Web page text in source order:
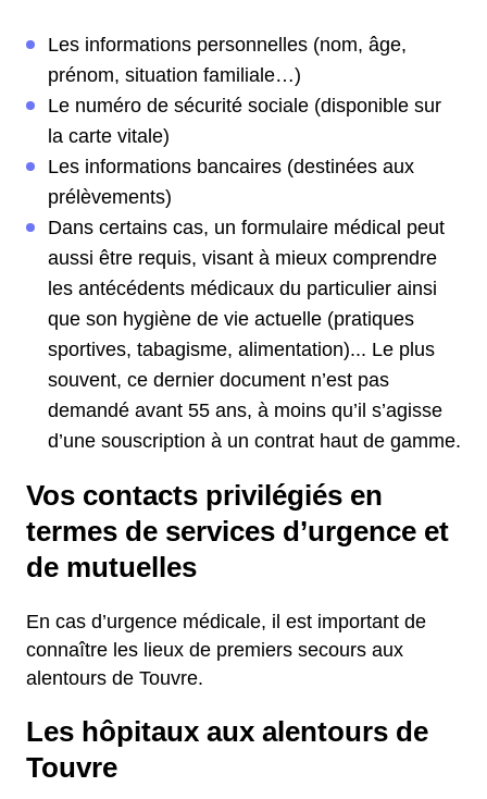
Les informations personnelles (nom, âge,
prénom, situation familiale…)
Le numéro de sécurité sociale (disponible sur
la carte vitale)
Les informations bancaires (destinées aux
prélèvements)
Dans certains cas, un formulaire médical peut
aussi être requis, visant à mieux comprendre
les antécédents médicaux du particulier ainsi
que son hygiène de vie actuelle (pratiques
sportives, tabagisme, alimentation)... Le plus
souvent, ce dernier document n’est pas
demandé avant 55 ans, à moins qu’il s’agisse
d’une souscription à un contrat haut de gamme.
Vos contacts privilégiés en
termes de services d’urgence et
de mutuelles
En cas d’urgence médicale, il est important de
connaître les lieux de premiers secours aux
alentours de Touvre.
Les hôpitaux aux alentours de
Touvre